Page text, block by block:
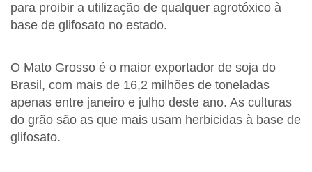
para proibir a utilização de qualquer agrotóxico à
base de glifosato no estado.
O Mato Grosso é o maior exportador de soja do
Brasil, com mais de 16,2 milhões de toneladas
apenas entre janeiro e julho deste ano. As culturas
do grão são as que mais usam herbicidas à base de
glifosato.